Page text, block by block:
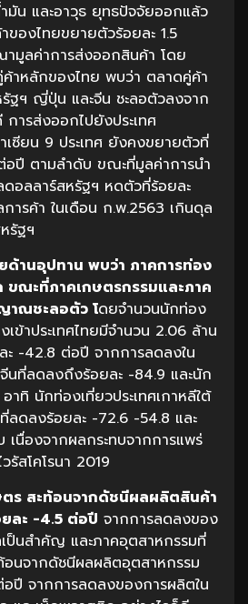
มัน และอาวุธ ยุทธปัจจัยออกแล้ว
องไทยขยายตัวร้อยละ 1.5
มูลค่าการส่งออกสินค้า โดย
ค้าหลักของไทย พบว่า ตลาดคู่ค้า
ฐฯ ญี่ปุ่น และจีน ชะลอตัวลงจาก
ารส่งออกไปยังประเทศ
เซียน 9 ประเทศ ยังคงขยายตัวที่
อปี ตามลำดับ ขณะที่มูลค่าการนำ
ดอลลาร์สหรัฐฯ หดตัวที่ร้อยละ
ารค้า ในเดือน ก.พ.2563 เกินดุล
รัฐฯ
ด้านอุปทาน พบว่า ภาคการท่อง
ขณะที่ภาคเกษตรกรรมและภาค
ณชะลอตัว โดยจำนวนนักท่อง
เข้าประเทศไทยมีจำนวน 2.06 ล้าน
-42.8 ต่อปี จากการลดลงใน
นที่ลดลงถึงร้อยละ -84.9 และนัก
าทิ นักท่องเที่ยวประเทศเกาหลีใต้
ลดลงร้อยละ -72.6 -54.8 และ
นื่องจากผลกระทบจากการแพร่
รัสโคโรนา 2019
ร สะท้อนจากดัชนีผลผลิตสินค้า
ละ -4.5 ต่อปี จากการลดลงของ
ป็นสำคัญ และภาคอุตสาหกรรมที่
อนจากดัชนีผลผลิตอุตสาหกรรม
อปี จากการลดลงของการผลิตใน